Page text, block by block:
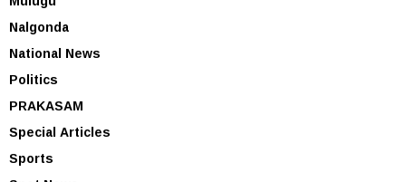
Nalgonda
National News
Politics
PRAKASAM
Special Articles
Sports